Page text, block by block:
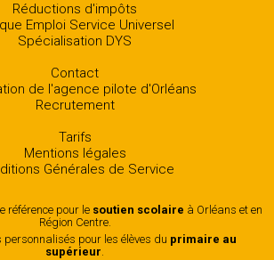
Réductions d'impôts
Emploi Service Universel
Spécialisation DYS
Contact
de l'agence pilote d'Orléans
Recrutement
Tarifs
Mentions légales
Générales de Service
référence pour le soutien scolaire à Orléans et en
Région Centre.
pour les élèves du primaire au
supérieur.